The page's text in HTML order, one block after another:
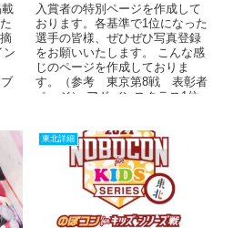
ン
入賞者の特別ページを作成して
おります。各基準で1位になった
選手の皆様、ぜひぜひ写真登録
をお願いいたします。 こんな感
じのページを作成しておりま
す。（参考 東京第8戦 表彰者
ページ） アドバンスクラス1位、
東北詳細